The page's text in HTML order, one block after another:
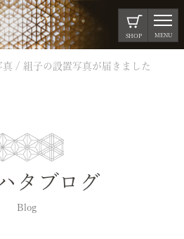
SHOP MENU
真 組子の設置写真が届きました
タブログ
Blog